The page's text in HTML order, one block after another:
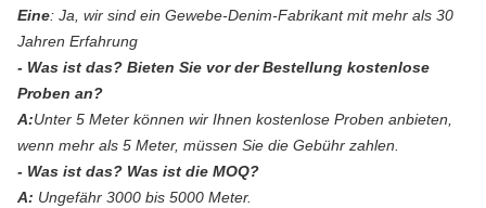
Eine: Ja, wir sind ein Gewebe-Denim-Fabrikant mit mehr als 30
Jahren Erfahrung
- Was ist das? Bieten Sie vor der Bestellung kostenlose
Proben an?
A:Unter 5 Meter können wir Ihnen kostenlose Proben anbieten,
wenn mehr als 5 Meter, müssen Sie die Gebühr zahlen.
- Was ist das? Was ist die MOQ?
A: Ungefähr 3000 bis 5000 Meter.